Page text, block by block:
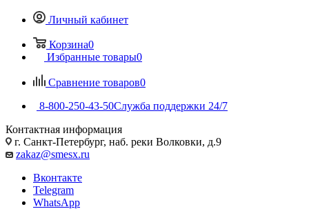
Личный кабинет
Корзина0
Избранные товары0
Сравнение товаров0
8-800-250-43-50Служба поддержки 24/7
Контактная информация
г. Санкт-Петербург, наб. реки Волковки, д.9
zakaz@smesx.ru
Вконтакте
Telegram
WhatsApp